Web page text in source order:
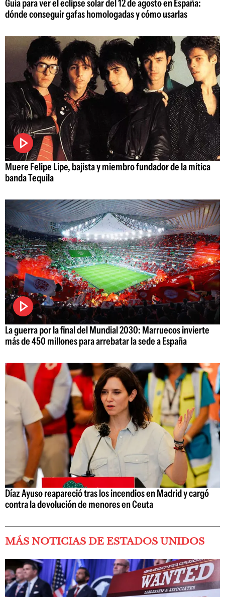
Guía para ver el eclipse solar del 12 de agosto en España:
dónde conseguir gafas homologadas y cómo usarlas
Muere Felipe Lipe, bajista y miembro fundador de la mítica
banda Tequila
La guerra por la final del Mundial 2030: Marruecos invierte
más de 450 millones para arrebatar la sede a España
Díaz Ayuso reapareció tras los incendios en Madrid y cargó
contra la devolución de menores en Ceuta
MÁS NOTICIAS DE ESTADOS UNIDOS